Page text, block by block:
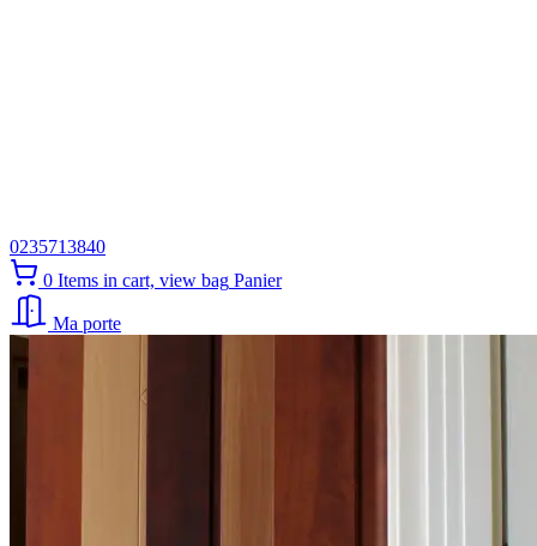
0235713840
0 Items in cart, view bag Panier
Ma porte